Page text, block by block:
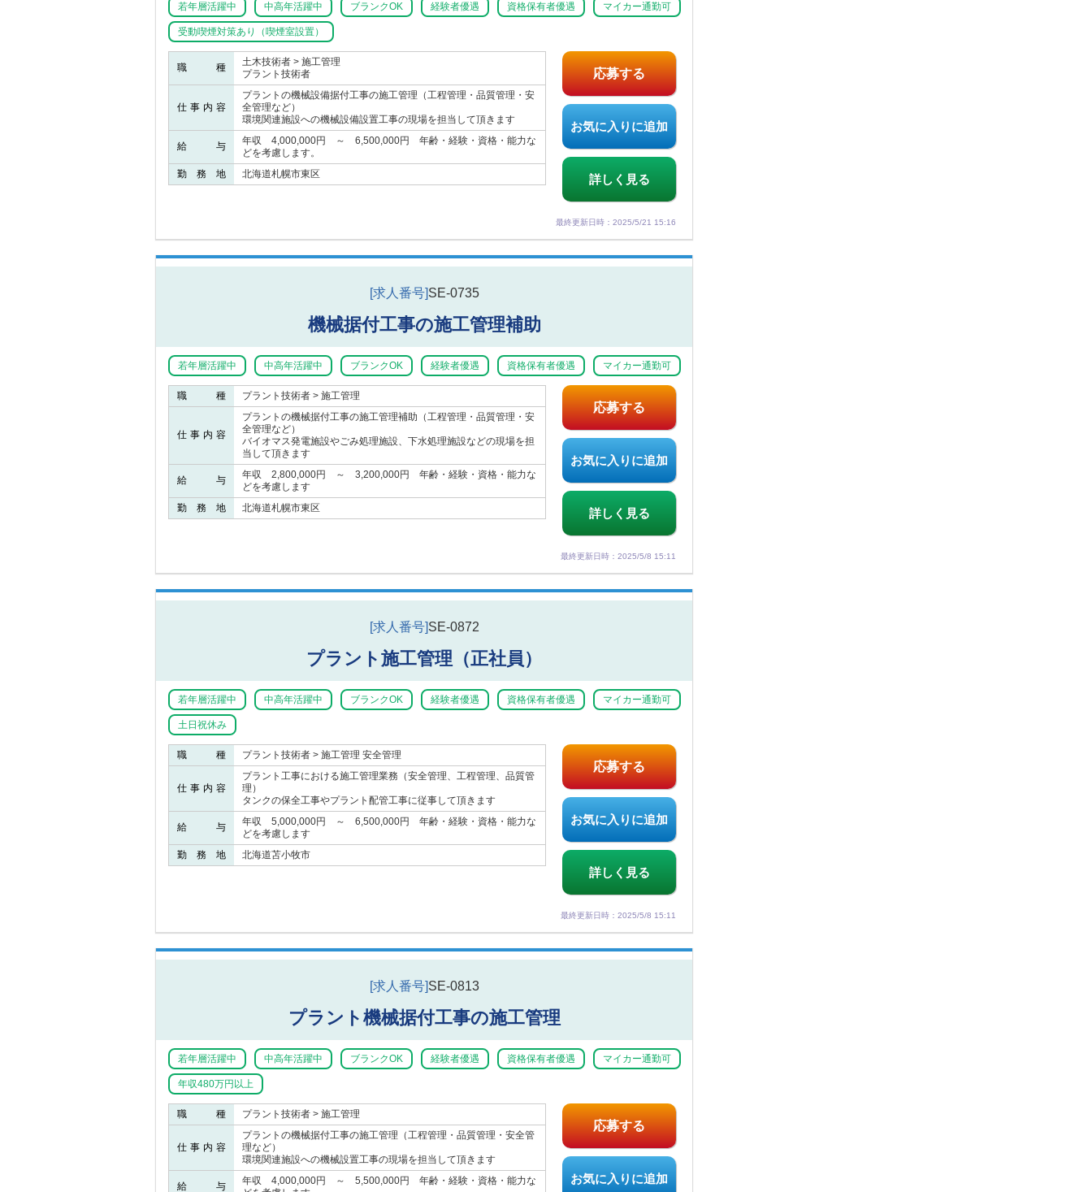
若年層活躍中 中高年活躍中 ブランクOK 経験者優遇 資格保有者優遇 マイカー通勤可
受動喫煙対策あり（喫煙室設置）
職 種
土木技術者 > 施工管理
プラント技術者
仕事内容
プラントの機械設備据付工事の施工管理（工程管理・品質管理・安
全管理など）
環境関連施設への機械設備設置工事の現場を担当して頂きます
給 与
年収 4,000,000円 ～ 6,500,000円 年齢・経験・資格・能力な
どを考慮します。
勤 務 地
北海道札幌市東区
応募する
お気に入りに追加
詳しく見る
最終更新日時：2025/5/21 15:16
[求人番号]SE-0735
機械据付工事の施工管理補助
若年層活躍中 中高年活躍中 ブランクOK 経験者優遇 資格保有者優遇 マイカー通勤可
職 種 プラント技術者 > 施工管理
仕事内容
プラントの機械据付工事の施工管理補助（工程管理・品質管理・安
全管理など）
バイオマス発電施設やごみ処理施設、下水処理施設などの現場を担
当して頂きます
給 与
年収 2,800,000円 ～ 3,200,000円 年齢・経験・資格・能力な
どを考慮します
勤 務 地
北海道札幌市東区
応募する
お気に入りに追加
詳しく見る
最終更新日時：2025/5/8 15:11
[求人番号]SE-0872
プラント施工管理（正社員）
若年層活躍中 中高年活躍中 ブランクOK 経験者優遇 資格保有者優遇 マイカー通勤可
土日祝休み
職 種 プラント技術者 > 施工管理 安全管理
仕事内容
プラント工事における施工管理業務（安全管理、工程管理、品質管
理）
タンクの保全工事やプラント配管工事に従事して頂きます
給 与
年収 5,000,000円 ～ 6,500,000円 年齢・経験・資格・能力な
どを考慮します
勤 務 地
北海道苫小牧市
応募する
お気に入りに追加
詳しく見る
最終更新日時：2025/5/8 15:11
[求人番号]SE-0813
プラント機械据付工事の施工管理
若年層活躍中 中高年活躍中 ブランクOK 経験者優遇 資格保有者優遇 マイカー通勤可
年収480万円以上
職 種 プラント技術者 > 施工管理
仕事内容
プラントの機械据付工事の施工管理（工程管理・品質管理・安全管
理など）
環境関連施設への機械設置工事の現場を担当して頂きます
給 与
年収 4,000,000円 ～ 5,500,000円 年齢・経験・資格・能力な
応募する
お気に入りに追加